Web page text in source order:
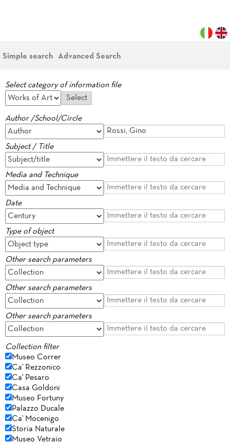
Simple search Advanced Search
Select category of information file
Author /School/Circle
Subject / Title
Media and Technique
Date
Type of object
Other search parameters
Other search parameters
Other search parameters
Collection filter
Museo Correr
Ca' Rezzonico
Ca' Pesaro
Casa Goldoni
Museo Fortuny
Palazzo Ducale
Ca' Mocenigo
Storia Naturale
Museo Vetraio